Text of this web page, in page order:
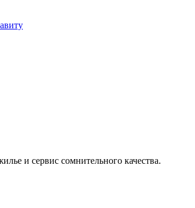
и сервис сомнительного качества.